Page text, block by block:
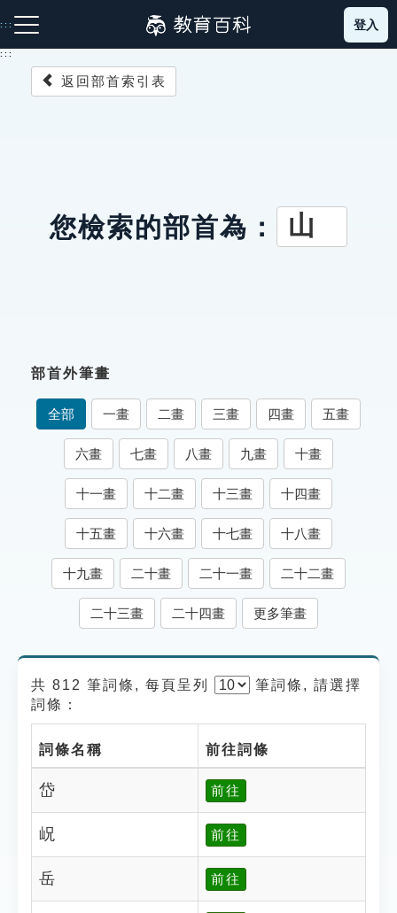
到
主
:::
成語故事
索引選單
知識索引
單字索引
生命大百科索引
遊戲專區
貓頭鷹博士
登入
:::
返回部首索引表
您檢索的部首為： 山
部首外筆畫
全部 一畫 二畫 三畫 四畫 五畫
六畫 七畫 八畫 九畫 十畫
十一畫 十二畫 十三畫 十四畫
十五畫 十六畫 十七畫 十八畫
十九畫 二十畫 二十一畫 二十二畫
二十三畫 二十四畫 更多筆畫
共 812 筆詞條, 每頁呈列 筆詞條, 請選擇
詞條：
詞條名稱 前往詞條
岱 前往
岲 前往
岳 前往